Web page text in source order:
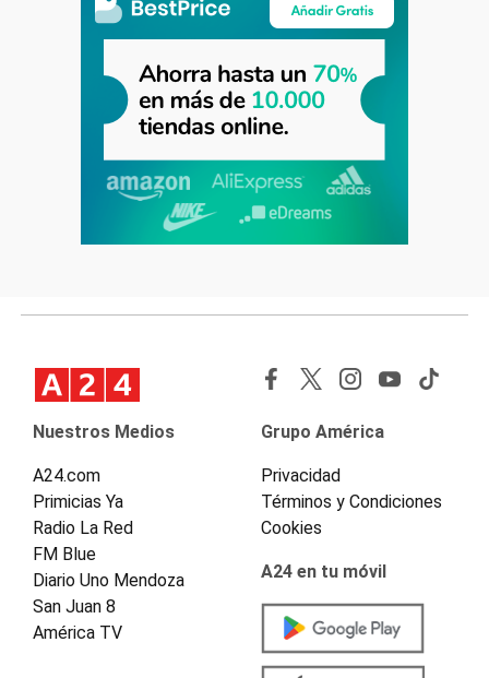
Nuestros Medios
A24.com
Primicias Ya
Radio La Red
FM Blue
Diario Uno Mendoza
San Juan 8
América TV
Grupo América
Privacidad
Términos y Condiciones
Cookies
A24 en tu móvil